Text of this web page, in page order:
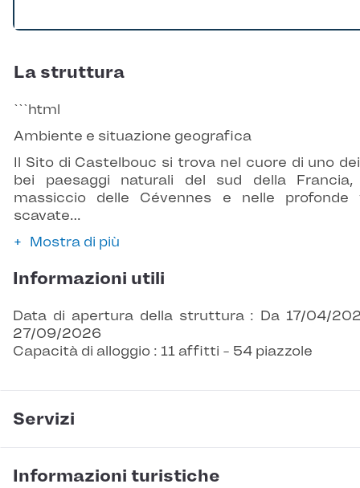
La struttura
```html
Ambiente e situazione geografica
Il Sito di Castelbouc si trova nel cuore di uno
bei paesaggi naturali del sud della Francia,
massiccio delle Cévennes e nelle profonde
scavate…
Mostra di più
Informazioni utili
Data di apertura della struttura : Da 17/04/
27/09/2026
Capacità di alloggio : 11 affitti - 54 piazzole
Servizi
Informazioni turistiche